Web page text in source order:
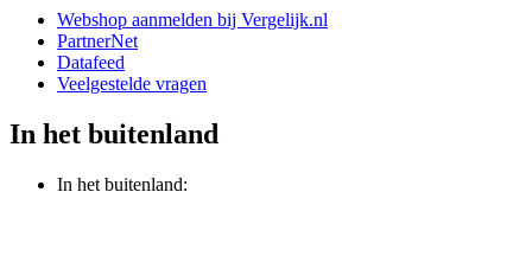
Webshop aanmelden bij Vergelijk.nl
PartnerNet
Datafeed
Veelgestelde vragen
In het buitenland
In het buitenland: